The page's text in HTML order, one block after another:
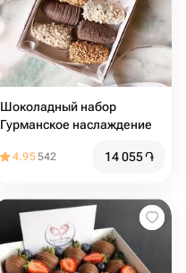
Шоколадный набор
Гурманское наслаждение
4.95542 14 055֏